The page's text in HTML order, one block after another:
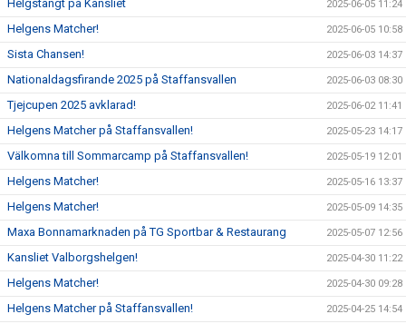
Helgstängt på Kansliet 2025-06-05 11:24
Helgens Matcher! 2025-06-05 10:58
Sista Chansen! 2025-06-03 14:37
Nationaldagsfirande 2025 på Staffansvallen 2025-06-03 08:30
Tjejcupen 2025 avklarad! 2025-06-02 11:41
Helgens Matcher på Staffansvallen! 2025-05-23 14:17
Välkomna till Sommarcamp på Staffansvallen! 2025-05-19 12:01
Helgens Matcher! 2025-05-16 13:37
Helgens Matcher! 2025-05-09 14:35
Maxa Bonnamarknaden på TG Sportbar & Restaurang 2025-05-07 12:56
Kansliet Valborgshelgen! 2025-04-30 11:22
Helgens Matcher! 2025-04-30 09:28
Helgens Matcher på Staffansvallen! 2025-04-25 14:54